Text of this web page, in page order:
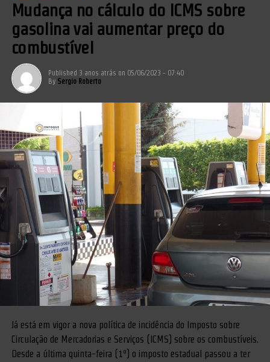
Mudança no cálculo do ICMS sobre
gasolina vai aumentar preço do
combustível
Published 3 anos atrás on 05/06/2023 - 07:40
By Sergio Roberto
Já está em vigor a nova política de incidência do Imposto sobre
Circulação de Mercadorias e Serviços (ICMS) sobre os combustíveis.
Desde a última quinta-feira (1º) o imposto estadual passou a ter